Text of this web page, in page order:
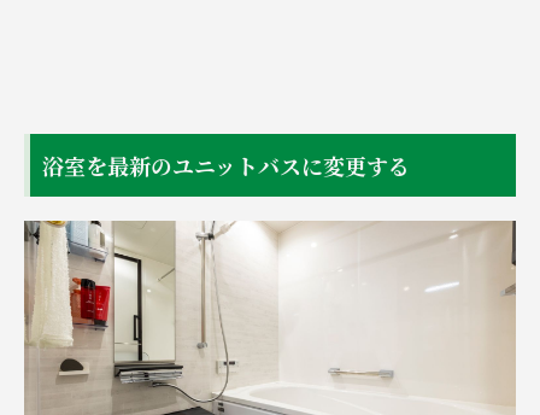
浴室を最新のユニットバスに変更する